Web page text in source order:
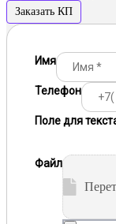
Заказать КП
Имя
Телефон
Поле для
Файл